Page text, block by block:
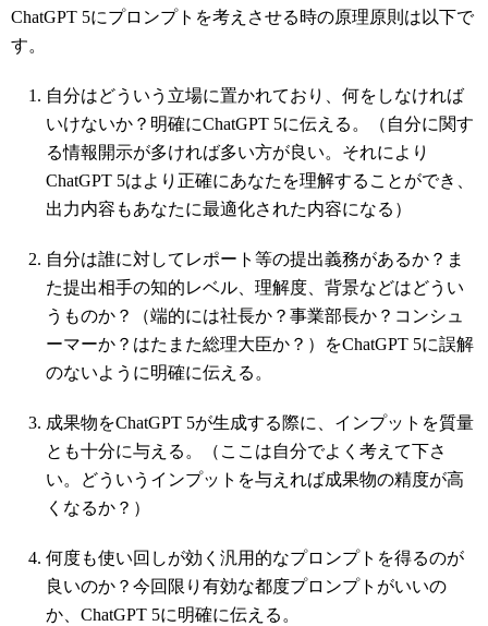
ChatGPT 5にプロンプトを考えさせる時の原理原則は以下で
す。
自分はどういう立場に置かれており、何をしなければ
いけないか？明確にChatGPT 5に伝える。（自分に関す
る情報開示が多ければ多い方が良い。それにより
ChatGPT 5はより正確にあなたを理解することができ、
出力内容もあなたに最適化された内容になる）
自分は誰に対してレポート等の提出義務があるか？ま
た提出相手の知的レベル、理解度、背景などはどうい
うものか？（端的には社長か？事業部長か？コンシュ
ーマーか？はたまた総理大臣か？）をChatGPT 5に誤解
のないように明確に伝える。
成果物をChatGPT 5が生成する際に、インプットを質量
とも十分に与える。（ここは自分でよく考えて下さ
い。どういうインプットを与えれば成果物の精度が高
くなるか？）
何度も使い回しが効く汎用的なプロンプトを得るのが
良いのか？今回限り有効な都度プロンプトがいいの
か、ChatGPT 5に明確に伝える。